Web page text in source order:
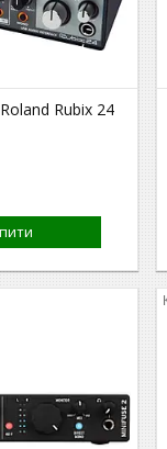
Rubix 24